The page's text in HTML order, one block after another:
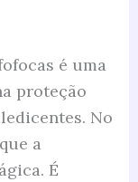
é uma
proteção
No
a
É